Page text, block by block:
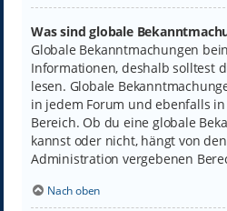
Was sind globale
Globale Bekanntmachungen
Informationen, deshalb solltest
lesen. Globale
in jedem Forum und ebenfalls
Bereich. Ob du eine globale
kannst oder nicht, hängt von
Administration vergebenen
Nach oben